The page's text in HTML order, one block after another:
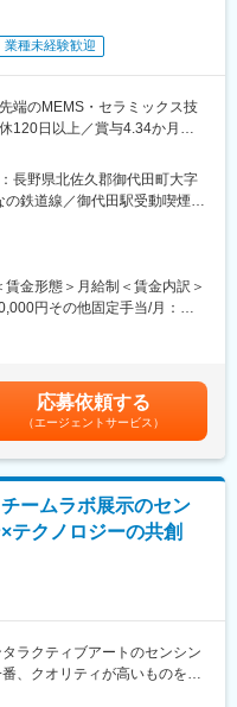
により売り上げは年々増加し
との議論、電気/磁気特性評
担っています。スマートフォ
。
用磁気ヘッドの開発・生産
向け磁気センサの開発・製造
ローバルに展開する磁気セン
ます。
などのアウトドア活動が楽し
軽に楽しめます。
ら太陽光発電の大容量バッテ
ルの材料開発や家庭用蓄電シ
業種未経験歓迎
端のMEMS・セラミックス技
120日以上／賞与4.34か月実
の開発部門にて、セラミック
たマイクロデバイスの設計・
品群（MEMS※、サブマウン
様な技術領域でのスキル習得
械システムの総称
術開発
設計品質の確認）
出・改善
・仕様調整
を高めてプロジェクトリーダ
ャリア形成が可能です。
長野県北佐久郡御代田町大字
鉄道線／御代田駅受動喫煙対
の定める事業所
金形態＞月給制＜賃金内訳＞
円その他固定手当/月：
金額であり、選考を通じて上
)は固定手当を含めた表記で
応募依頼する
（エージェントサービス）
ームラボ展示のセン
クノロジーの共創
ラクティブアートのセンシン
、クオリティが高いものをつ